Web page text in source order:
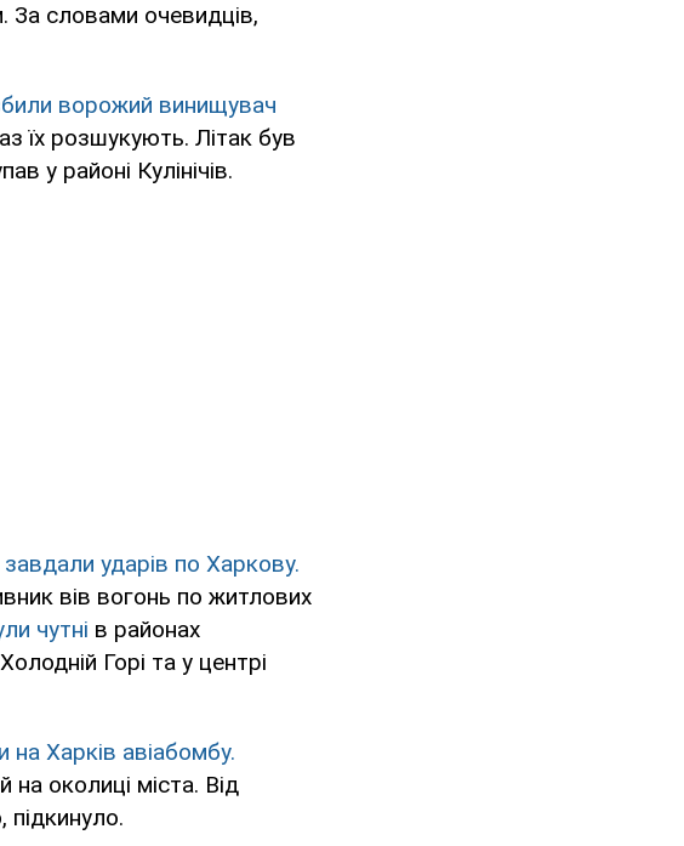
За словами очевидців,
ворожий винищувач
їх розшукують. Літак був
у районі Кулінічів.
завдали ударів по Харкову.
вів вогонь по житлових
чутні в районах
Горі та у центрі
на Харків авіабомбу.
околиці міста. Від
підкинуло.